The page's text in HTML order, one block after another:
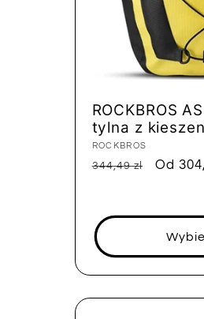
ROCKBROS
tylna z
Dostawca:
ROCKBROS
Cena
344,49 zl
Cena
Od